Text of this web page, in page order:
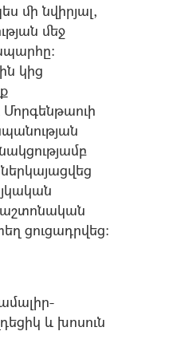
մի նվիրյալ,
մեջ
կից
ցուցադրվեց:
և խոսուն